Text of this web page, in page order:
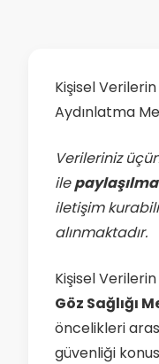
Kişisel
Aydınlatma
Verileriniz
ile
iletişim
alınmaktadır.
Kişisel
Göz Sağlığı
öncelikleri
güvenliği